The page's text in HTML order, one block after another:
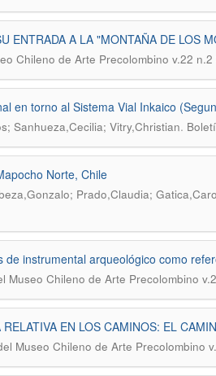
ENTRADA A LA "MONTAÑA DE LOS
Chileno de Arte Precolombino v.22 n.2
en torno al Sistema Vial Inkaico
Sanhueza,Cecilia; Vitry,Christian.
Norte, Chile
Prado,Claudia;
de instrumental arqueológico como
Museo Chileno de Arte Precolombino
EN LOS CAMINOS: EL
Museo Chileno de Arte Precolombino